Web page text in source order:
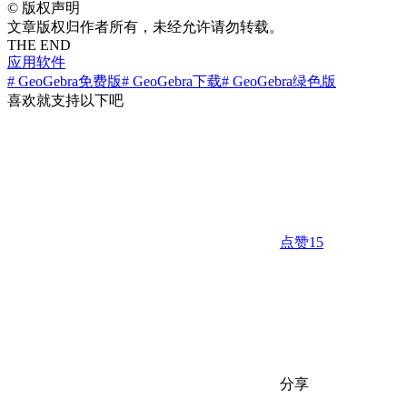
© 版权声明
文章版权归作者所有，未经允许请勿转载。
THE END
应用软件
# GeoGebra免费版# GeoGebra下载# GeoGebra绿色版
喜欢就支持以下吧
点赞15
分享